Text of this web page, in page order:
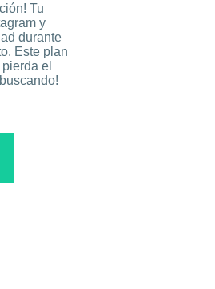
Tu
y
durante
Este plan
el